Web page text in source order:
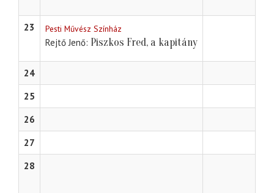
23 Pesti Művész Színház
Rejtő Jenő Piszkos Fred, a kapitány
24
25
26
27
28